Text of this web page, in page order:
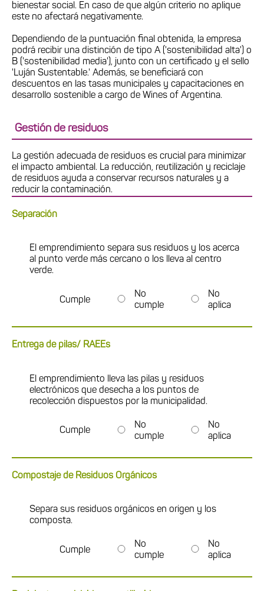
bienestar social. En caso de que algún criterio no aplique
este no afectará negativamente.
Dependiendo de la puntuación final obtenida, la empresa
podrá recibir una distinción de tipo A ('sostenibilidad alta') o
B ('sostenibilidad media'), junto con un certificado y el sello
'Luján Sustentable.' Además, se beneficiará con
descuentos en las tasas municipales y capacitaciones en
desarrollo sostenible a cargo de Wines of Argentina.
Gestión de residuos
La gestión adecuada de residuos es crucial para minimizar
el impacto ambiental. La reducción, reutilización y reciclaje
de residuos ayuda a conservar recursos naturales y a
reducir la contaminación.
Separación
El emprendimiento separa sus residuos y los acerca
al punto verde más cercano o los lleva al centro
verde.
Cumple
No
cumple
No
aplica
Entrega de pilas/ RAEEs
El emprendimiento lleva las pilas y residuos
electrónicos que desecha a los puntos de
recolección dispuestos por la municipalidad.
Cumple
No
cumple
No
aplica
Compostaje de Residuos Orgánicos
Separa sus residuos orgánicos en origen y los
composta.
Cumple
No
cumple
No
aplica